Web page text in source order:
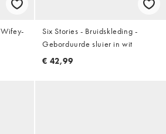
Six Stories - Bruidskleding -
Geborduurde sluier in wit
€ 42,99